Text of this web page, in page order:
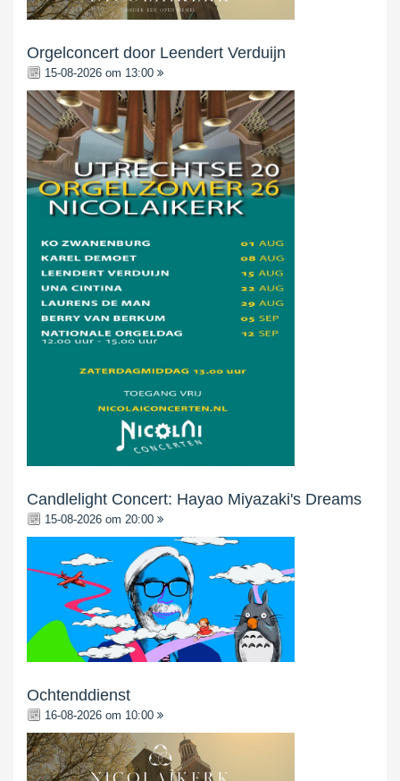
Orgelconcert door Leendert Verduijn
15-08-2026 om 13:00
Candlelight Concert: Hayao Miyazaki's Dreams
15-08-2026 om 20:00
Ochtenddienst
16-08-2026 om 10:00